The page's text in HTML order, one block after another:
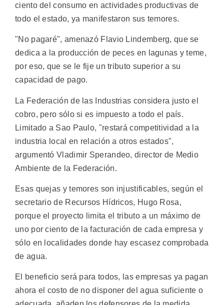
ciento del consumo en actividades productivas de
todo el estado, ya manifestaron sus temores.
"No pagaré", amenazó Flavio Lindemberg, que se
dedica a la producción de peces en lagunas y teme,
por eso, que se le fije un tributo superior a su
capacidad de pago.
La Federación de las Industrias considera justo el
cobro, pero sólo si es impuesto a todo el país.
Limitado a Sao Paulo, "restará competitividad a la
industria local en relación a otros estados",
argumentó Vladimir Sperandeo, director de Medio
Ambiente de la Federación.
Esas quejas y temores son injustificables, según el
secretario de Recursos Hídricos, Hugo Rosa,
porque el proyecto limita el tributo a un máximo de
uno por ciento de la facturación de cada empresa y
sólo en localidades donde hay escasez comprobada
de agua.
El beneficio será para todos, las empresas ya pagan
ahora el costo de no disponer del agua suficiente o